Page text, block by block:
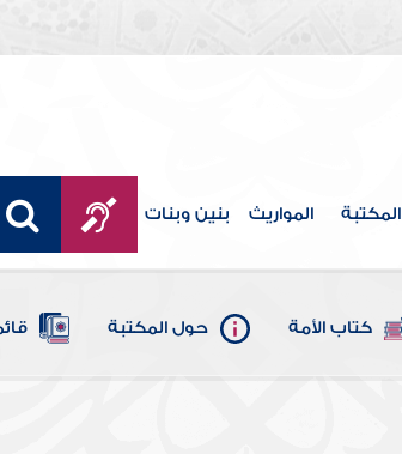
المكتبة المواريث بنين وبنات
كتاب الأمة حول المكتبة